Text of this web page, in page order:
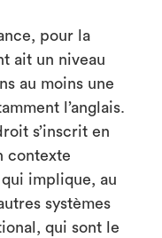
pour la
ait un niveau
au moins une
l’anglais.
s’inscrit en
contexte
implique, au
systèmes
qui sont le